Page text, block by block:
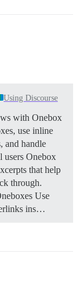
Using Discourse
with Onebox
use inline
and handle
users Onebox
that help
through.
Use
ins…